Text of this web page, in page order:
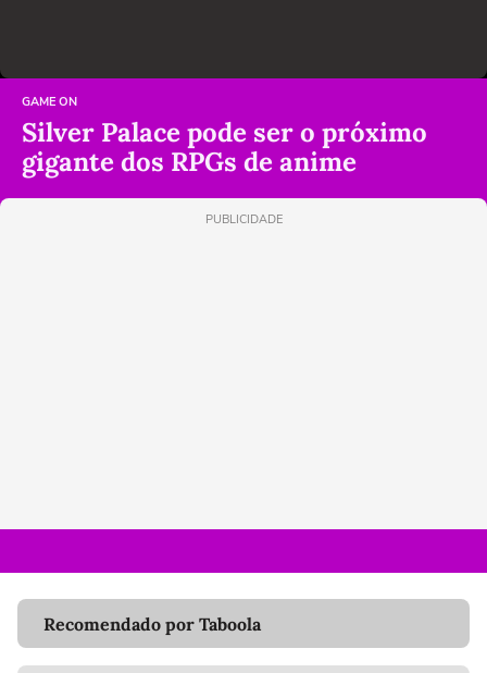
GAME ON
Silver Palace pode ser o próximo
gigante dos RPGs de anime
PUBLICIDADE
Recomendado por Taboola